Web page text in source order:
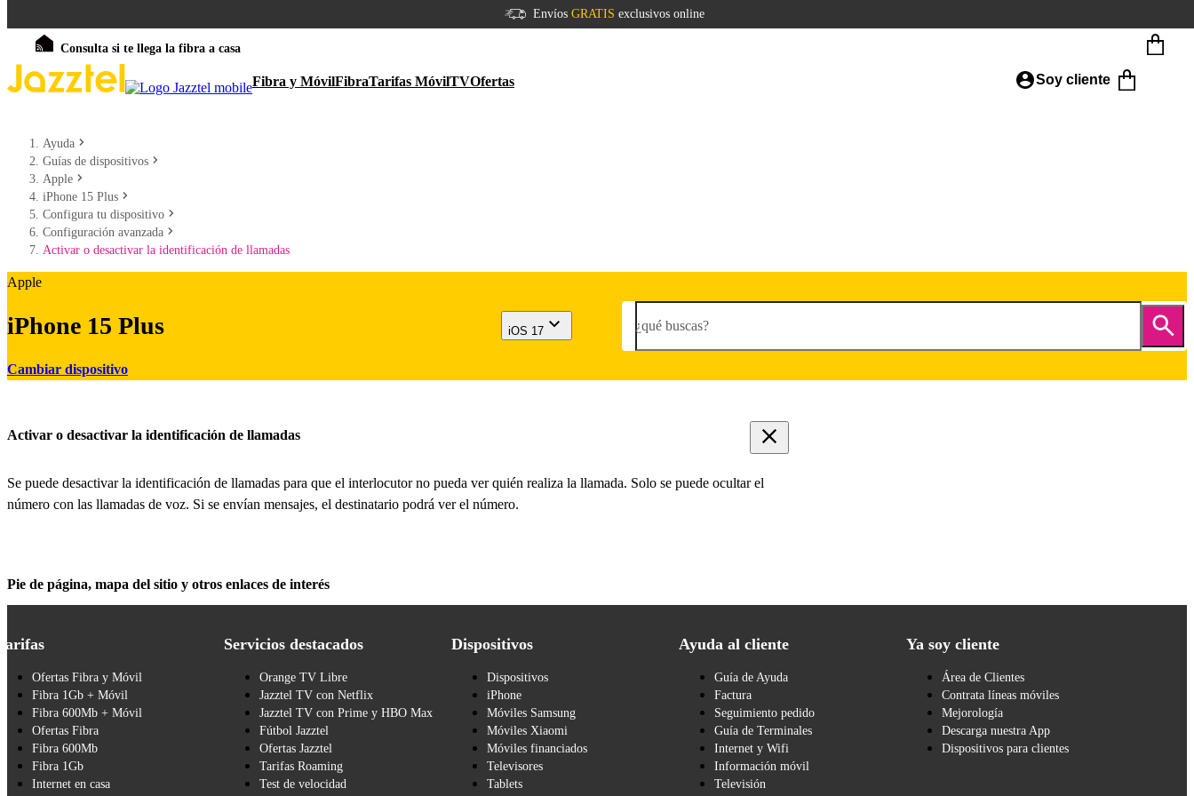
Envíos GRATIS exclusivos online
Consulta si te llega la fibra a casa
Fibra y MóvilFibraTarifas MóvilTVOfertas Soy cliente
Ayuda
Guías de dispositivos
Apple
iPhone 15 Plus
Configura tu dispositivo
Configuración avanzada
Activar o desactivar la identificación de llamadas
Apple
iPhone 15 Plus
Cambiar dispositivo
iOS 17 ¿qué buscas?
Activar o desactivar la identificación de llamadas
Se puede desactivar la identificación de llamadas para que el interlocutor no pueda ver quién realiza la llamada. Solo se puede ocultar el
número con las llamadas de voz. Si se envían mensajes, el destinatario podrá ver el número.
Pie de página, mapa del sitio y otros enlaces de interés
Ofertas Fibra y Móvil
Fibra 1Gb + Móvil
Fibra 600Mb + Móvil
Ofertas Fibra
Fibra 600Mb
Fibra 1Gb
Internet en casa
Servicios destacados
Orange TV Libre
Jazztel TV con Netflix
Jazztel TV con Prime y HBO Max
Fútbol Jazztel
Ofertas Jazztel
Tarifas Roaming
Test de velocidad
Dispositivos
Dispositivos
iPhone
Móviles Samsung
Móviles Xiaomi
Móviles financiados
Televisores
Tablets
Ayuda al cliente
Guía de Ayuda
Factura
Seguimiento pedido
Guía de Terminales
Internet y Wifi
Información móvil
Televisión
Ya soy cliente
Área de Clientes
Contrata líneas móviles
Mejorología
Descarga nuestra App
Dispositivos para clientes